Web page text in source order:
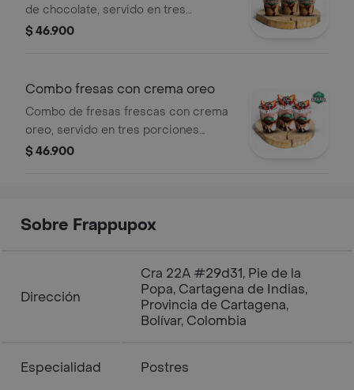
de chocolate, servido en tres
porciones individuales.
$ 46.900
Combo fresas con crema oreo
Combo de fresas frescas con crema
oreo, servido en tres porciones
individuales.
$ 46.900
Sobre Frappupox
Dirección
Cra 22A #29d31, Pie de la
Popa, Cartagena de Indias,
Provincia de Cartagena,
Bolívar, Colombia
Especialidad Postres